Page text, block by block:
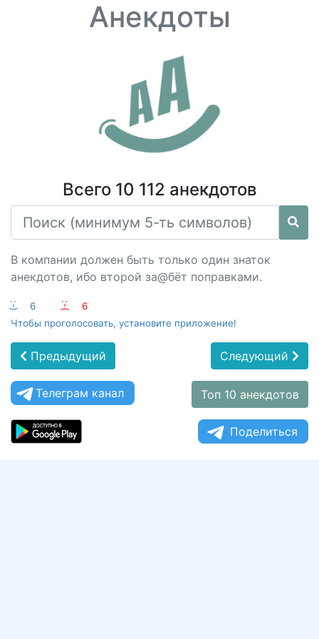
Анекдоты
Всего 10 112 анекдотов
В компании должен быть только один знаток
анекдотов, ибо второй за@бёт поправками.
:-) 6 :-(
6
Чтобы проголосовать, установите приложение!
Предыдущий Следующий
Телеграм канал Топ 10 анекдотов
Поделиться